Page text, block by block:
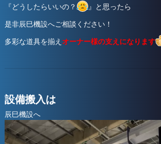
『どうしたらいいの？
』と思ったら
是非辰巳機設へご相談ください！
多彩な道具を揃え オーナー様の支えになります
設備搬入は
辰巳機設へ